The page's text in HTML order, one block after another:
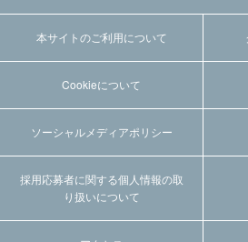
本サイトのご利用について
Cookieについて
ソーシャルメディアポリシー
採用応募者に関する個人情報の取
り扱いについて